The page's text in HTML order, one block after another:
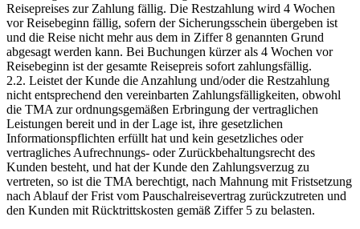
Reisepreises zur Zahlung fällig. Die Restzahlung wird 4 Wochen
vor Reisebeginn fällig, sofern der Sicherungsschein übergeben ist
und die Reise nicht mehr aus dem in Ziffer 8 genannten Grund
abgesagt werden kann. Bei Buchungen kürzer als 4 Wochen vor
Reisebeginn ist der gesamte Reisepreis sofort zahlungsfällig.
2.2. Leistet der Kunde die Anzahlung und/oder die Restzahlung
nicht entsprechend den vereinbarten Zahlungsfälligkeiten, obwohl
die TMA zur ordnungsgemäßen Erbringung der vertraglichen
Leistungen bereit und in der Lage ist, ihre gesetzlichen
Informationspflichten erfüllt hat und kein gesetzliches oder
vertragliches Aufrechnungs- oder Zurückbehaltungsrecht des
Kunden besteht, und hat der Kunde den Zahlungsverzug zu
vertreten, so ist die TMA berechtigt, nach Mahnung mit Fristsetzung
nach Ablauf der Frist vom Pauschalreisevertrag zurückzutreten und
den Kunden mit Rücktrittskosten gemäß Ziffer 5 zu belasten.